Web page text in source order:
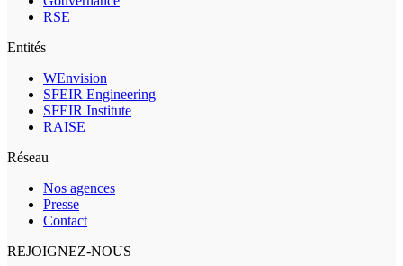
RSE
Entités
WEnvision
SFEIR Engineering
SFEIR Institute
RAISE
Réseau
Nos agences
Presse
Contact
REJOIGNEZ-NOUS